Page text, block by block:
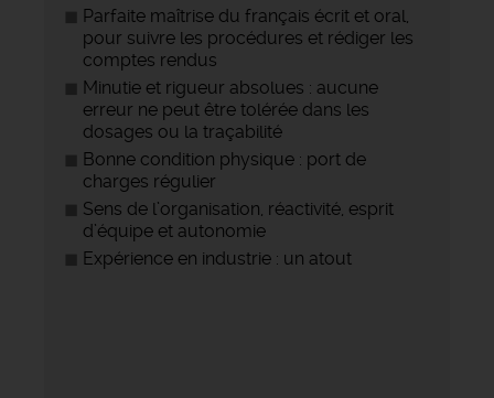
Parfaite maîtrise du français écrit et oral,
pour suivre les procédures et rédiger les
comptes rendus
Minutie et rigueur absolues : aucune
erreur ne peut être tolérée dans les
dosages ou la traçabilité
Bonne condition physique : port de
charges régulier
Sens de l’organisation, réactivité, esprit
d’équipe et autonomie
Expérience en industrie : un atout